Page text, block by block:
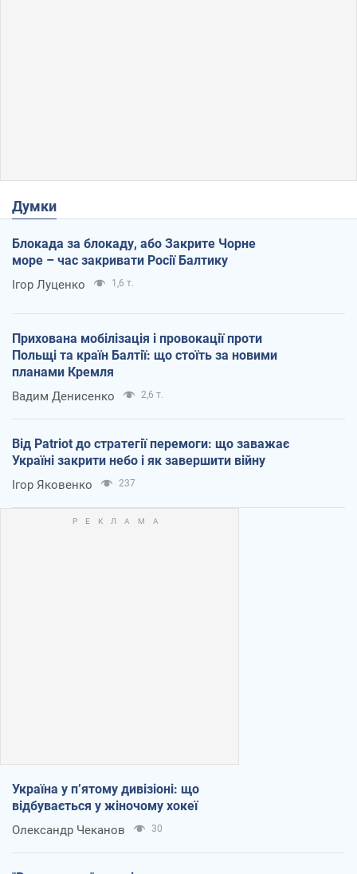
Думки
Блокада за блокаду, або Закрите Чорне
море – час закривати Росії Балтику
Ігор Луценко 1,6 т.
Прихована мобілізація і провокації проти
Польщі та країн Балтії: що стоїть за новими
планами Кремля
Вадим Денисенко 2,6 т.
Від Patriot до стратегії перемоги: що заважає
Україні закрити небо і як завершити війну
Ігор Яковенко 237
Україна у п’ятому дивізіоні: що
відбувається у жіночому хокеї
Олександр Чеканов 30